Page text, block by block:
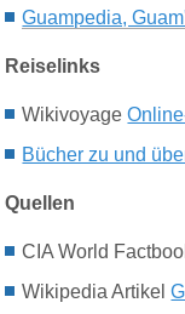
Guampedia,
Reiselinks
Wikivoyage
Bücher zu und
Quellen
CIA World
Wikipedia Artikel